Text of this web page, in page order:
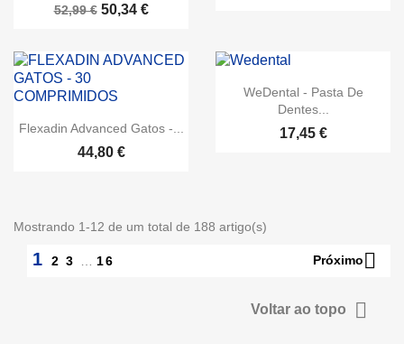
52,99 € 50,34 €
Flexadin Advanced Gatos -...
44,80 €
WeDental - Pasta De
Dentes...
17,45 €
Mostrando 1-12 de um total de 188 artigo(s)
1 2 3 … 16 Próximo
Voltar ao topo 